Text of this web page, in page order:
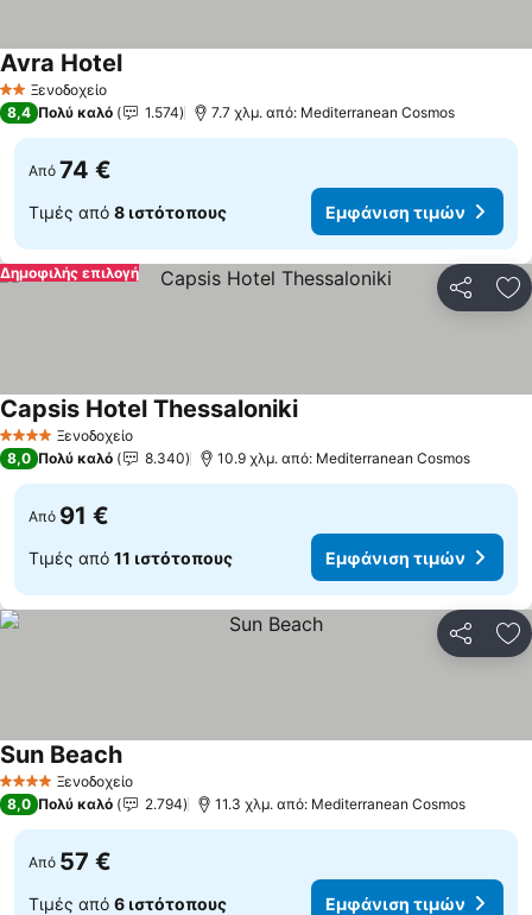
2 ΑστέριαΞενοδοχείο
Avra Hotel
8,4 Πολύ καλό 1.574 7.7 χλμ. από: Mediterranean Cosmos
Από 74 €
Τιμές από 8 ιστότοπους Εμφάνιση τιμών
Δημοφιλής επιλογή
4 ΑστέριαΞενοδοχείο
Capsis Hotel Thessaloniki
8,0 Πολύ καλό 8.340 10.9 χλμ. από: Mediterranean Cosmos
Από 91 €
Τιμές από 11 ιστότοπους Εμφάνιση τιμών
4 ΑστέριαΞενοδοχείο
Sun Beach
8,0 Πολύ καλό 2.794 11.3 χλμ. από: Mediterranean Cosmos
Από 57 €
Τιμές από 6 ιστότοπους Εμφάνιση τιμών